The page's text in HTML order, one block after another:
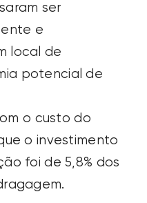
ser
e
local de
potencial de
o custo do
o investimento
foi de 5,8% dos